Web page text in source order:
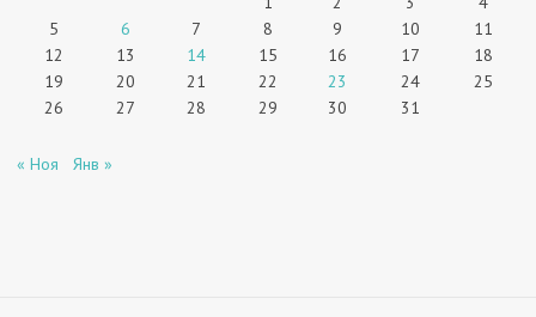
5
6 7 8 9 10
11
12
13 14 15 16 17
18
19
20 21 22 23 24
25
26
27 28 29 30 31
« Ноя Янв »